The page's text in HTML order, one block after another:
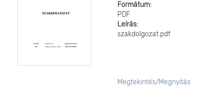
Formátum:
PDF
Leírás:
szakdolgozat.pdf
Megtekintés/Megnyitás